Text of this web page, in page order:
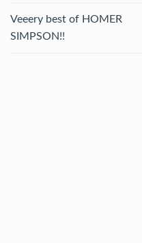
Veeery best of HOMER
SIMPSON!!